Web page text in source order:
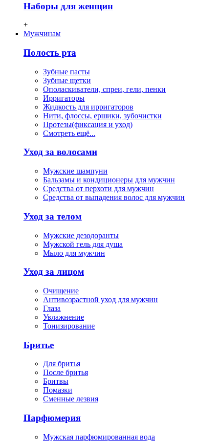
Наборы для женщин
+
Мужчинам
Полость рта
Зубные пасты
Зубные щетки
Ополаскиватели, спреи, гели, пенки
Ирригаторы
Жидкость для ирригаторов
Нити, флосcы, ершики, зубочистки
Протезы(фиксация и уход)
Смотреть ещё...
Уход за волосами
Мужские шампуни
Бальзамы и кондиционеры для мужчин
Средства от перхоти для мужчин
Средства от выпадения волос для мужчин
Уход за телом
Мужские дезодоранты
Мужской гель для душа
Мыло для мужчин
Уход за лицом
Очищение
Антивозрастной уход для мужчин
Глаза
Увлажнение
Тонизирование
Бритье
Для бритья
После бритья
Бритвы
Помазки
Сменные лезвия
Парфюмерия
Мужская парфюмированная вода